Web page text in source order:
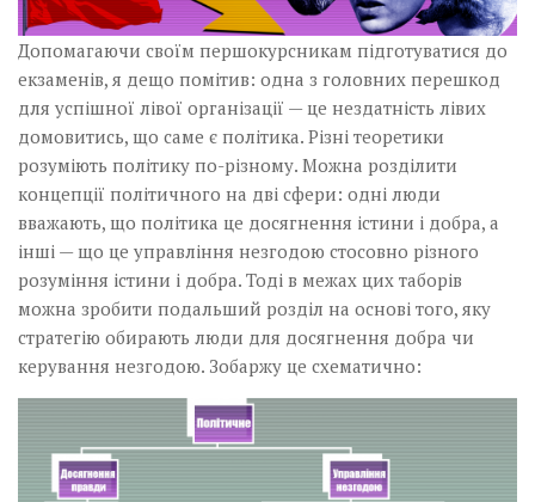
Допомагаючи своїм першокурсникам підготуватися до
екзаменів, я дещо помітив: одна з головних перешкод
для успішної лівої організації — це нездатність лівих
домовитись, що саме є політика. Різні теоретики
розуміють політику по-різному. Можна розділити
концепції політичного на дві сфери: одні люди
вважають, що політика це досягнення істини і добра, а
інші — що це управління незгодою стосовно різного
розуміння істини і добра. Тоді в межах цих таборів
можна зробити подальший розділ на основі того, яку
стратегію обирають люди для досягнення добра чи
керування незгодою. Зобаржу це схематично: